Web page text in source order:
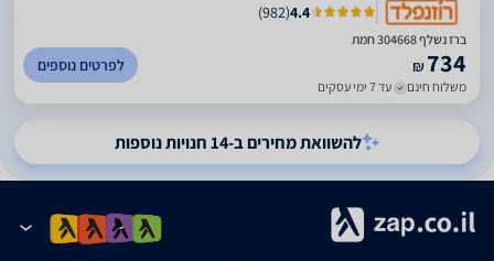
4.4
(
982
)
ברז נשלף 304668 חמת
₪734
משלוח חינם עד 7 ימי עסקים
לפרטים נוספים
להשוואת מחירים ב-14 חנויות נוספות